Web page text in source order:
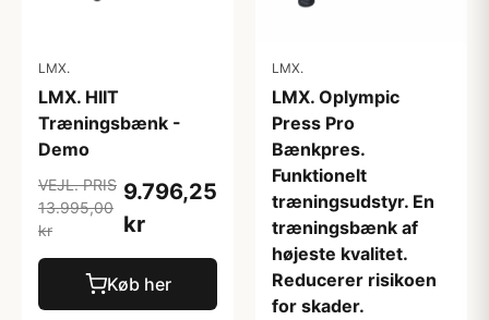
LMX.
LMX. HIIT
Træningsbænk -
Demo
VEJL. PRIS
13.995,00
kr
9.796,25
kr
Køb her
LMX.
LMX. Oplympic
Press Pro
Bænkpres.
Funktionelt
træningsudstyr. En
træningsbænk af
højeste kvalitet.
Reducerer risikoen
for skader.